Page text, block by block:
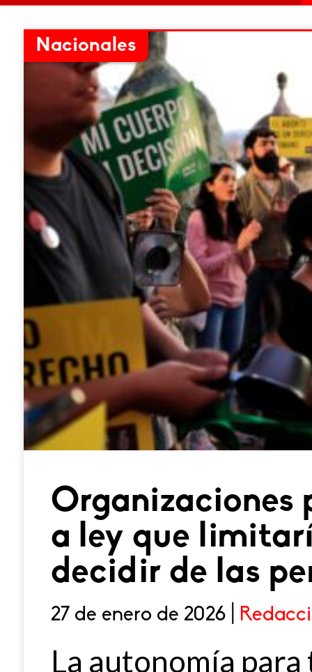
Nacionales
Organizaciones
a ley que
decidir de las
27 de enero de 2026 |
La autonomía